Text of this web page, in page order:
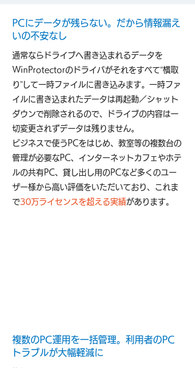
PCにデータが残らない。だから情報漏え
いの不安なし
通常ならドライブへ書き込まれるデータを
WinProtectorのドライバがそれをすべて“横取
り”して一時ファイルに書き込みます。一時ファ
イルに書き込まれたデータは再起動／シャット
ダウンで削除されるので、ドライブの内容は一
切変更されずデータは残りません。
ビジネスで使うPCをはじめ、教室等の複数台の
管理が必要なPC、インターネットカフェやホテ
ルの共有PC、貸し出し用のPCなど多くのユー
ザー様から高い評価をいただいており、これま
で30万ライセンスを超える実績があります。
複数のPC運用を一括管理。利用者のPC
トラブルが大幅軽減に